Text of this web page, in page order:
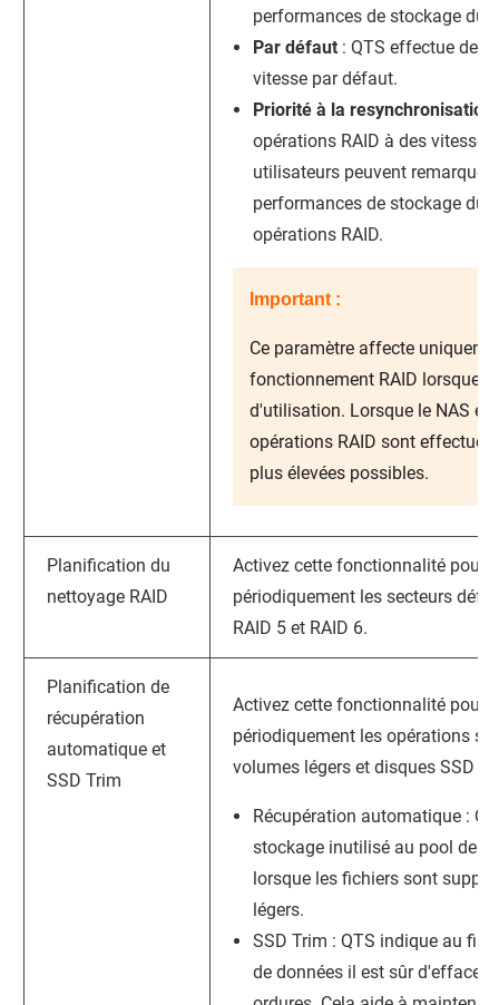
performances de stockage du
Par défaut : QTS effectue des
vitesse par défaut.
Priorité à la resynchronisation
opérations RAID à des
utilisateurs peuvent
performances de stockage du
opérations RAID.
Important :
Ce paramètre affecte
fonctionnement RAID lorsque
d'utilisation. Lorsque le NAS
opérations RAID sont
plus élevées possibles.
Planification du
nettoyage RAID
Activez cette fonctionnalité pour
périodiquement les secteurs
RAID 5 et RAID 6.
Planification de
récupération
automatique et
SSD Trim
Activez cette fonctionnalité pour
périodiquement les opérations
volumes légers et disques SSD :
Récupération automatique :
stockage inutilisé au pool de
lorsque les fichiers sont
légers.
SSD Trim : QTS indique au
de données il est sûr d'effacer